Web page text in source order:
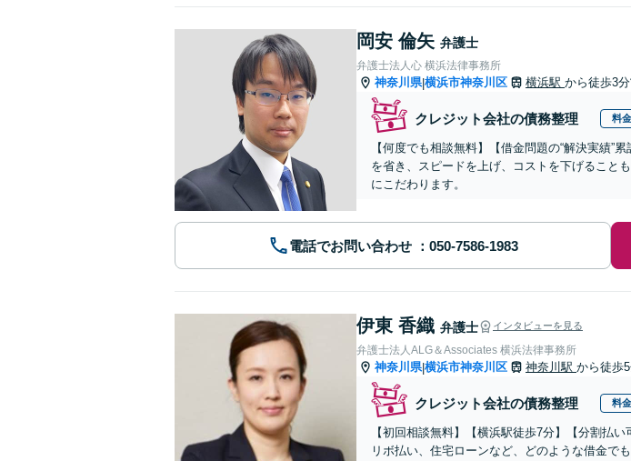
岡安 倫矢 弁護士
弁護士法人心 横浜法律事務所
神奈川県|横浜市神奈川区 横浜駅 から徒歩3分
クレジット会社の債務整理 料
【何度でも相談無料】【借金問題の“解決実績”
を省き、スピードを上げ、コストを下げること
にこだわります。
電話でお問い合わせ
伊東 香織 弁護士 インタビューを見る
弁護士法人ALG＆Associates 横浜法律事務所
神奈川県|横浜市神奈川区 神奈川駅 から徒歩
クレジット会社の債務整理 料
【初回相談無料】【横浜駅徒歩7分】【分割払
リボ払い、住宅ローンなど、どのような借金で